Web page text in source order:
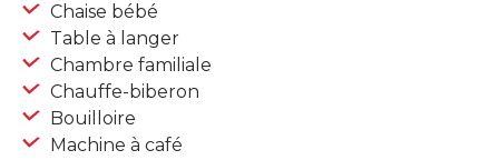
Chaise bébé
Table à langer
Chambre familiale
Chauffe-biberon
Bouilloire
Machine à café